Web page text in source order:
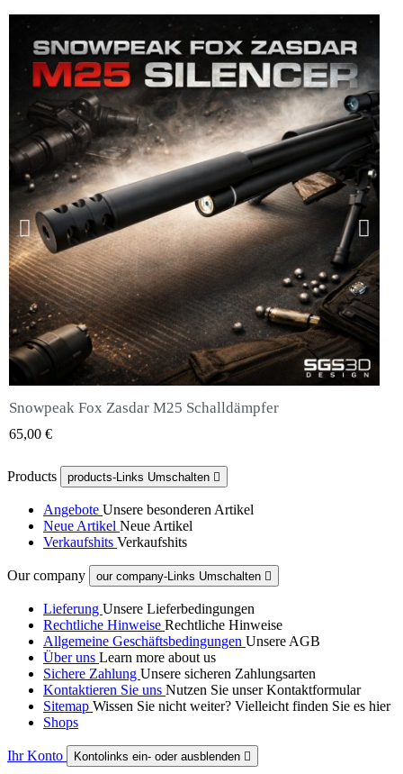
QUICK VIEW
Snowpeak Fox Zasdar M25 Schalldämpfer
65,00 €
Products products-Links Umschalten 
Angebote Unsere besonderen Artikel
Neue Artikel Neue Artikel
Verkaufshits Verkaufshits
Our company our company-Links Umschalten 
Lieferung Unsere Lieferbedingungen
Rechtliche Hinweise Rechtliche Hinweise
Allgemeine Geschäftsbedingungen Unsere AGB
Über uns Learn more about us
Sichere Zahlung Unsere sicheren Zahlungsarten
Kontaktieren Sie uns Nutzen Sie unser Kontaktformular
Sitemap Wissen Sie nicht weiter? Vielleicht finden Sie es hier
Shops
Ihr Konto Kontolinks ein- oder ausblenden 